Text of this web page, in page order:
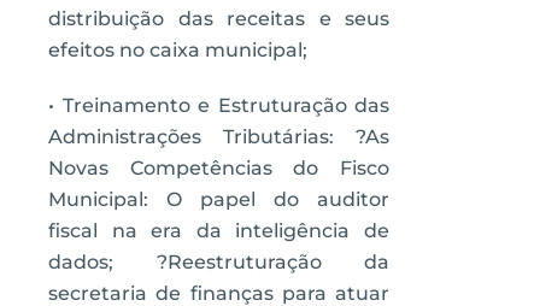
distribuição das receitas e seus
efeitos no caixa municipal;
• Treinamento e Estruturação das
Administrações Tributárias: ?As
Novas Competências do Fisco
Municipal: O papel do auditor
fiscal na era da inteligência de
dados; ?Reestruturação da
secretaria de finanças para atuar